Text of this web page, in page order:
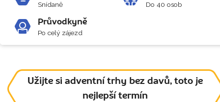
Snídaně Do 40 osob
Průvodkyně
Po celý zájezd
Užijte si adventní trhy bez davů, toto je
nejlepší termín